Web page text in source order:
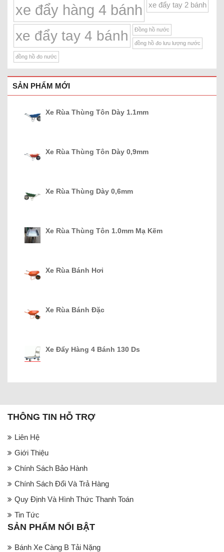
xe đẩy hàng 4 bánh xe đẩy tay 2 bánh
xe đẩy tay 4 bánh Đồng hồ nước
đồng hồ đo lưu lượng nước
đồng hồ đo nước
SẢN PHẨM MỚI
Xe Rùa Thùng Tôn Dày 1.1mm
Xe Rùa Thùng Tôn Dày 0,9mm
Xe Rùa Thùng Dày 0,6mm
Xe Rùa Thùng Tôn 1.0mm Mạ Kẽm
Xe Rùa Bánh Hơi
Xe Rùa Bánh Đặc
Xe Đẩy Hàng 4 Bánh 130 Ds
THÔNG TIN HỖ TRỢ
Liên Hệ
Giới Thiệu
Chính Sách Bảo Hành
Chính Sách Đổi Và Trả Hàng
Quy Định Và Hình Thức Thanh Toán
Tin Tức
SẢN PHẨM NỔI BẬT
Bánh Xe Càng B Tải Nặng